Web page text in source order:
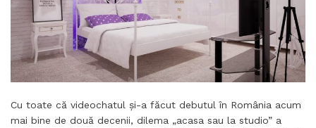
Cu toate că videochatul și-a făcut debutul în România acum
mai bine de două decenii, dilema „acasa sau la studio” a